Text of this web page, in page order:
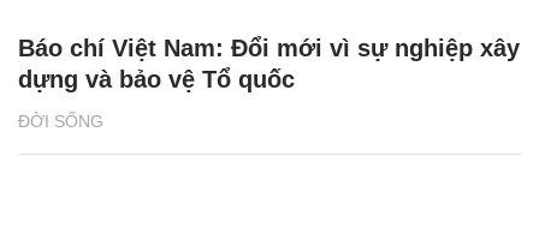
ĐỜI SỐNG
Báo chí Việt Nam: Đổi mới vì sự nghiệp xây
dựng và bảo vệ Tổ quốc